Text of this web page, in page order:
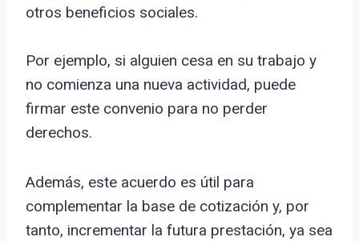
otros beneficios sociales.
Por ejemplo, si alguien cesa en su trabajo y
no comienza una nueva actividad, puede
firmar este convenio para no perder
derechos.
Además, este acuerdo es útil para
complementar la base de cotización y, por
tanto, incrementar la futura prestación, ya sea